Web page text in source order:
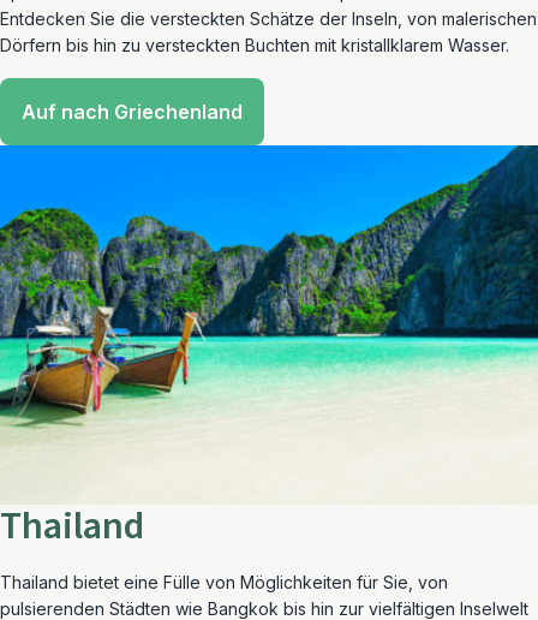
Entdecken Sie die versteckten Schätze der Inseln, von malerischen
Dörfern bis hin zu versteckten Buchten mit kristallklarem Wasser.
Auf nach Griechenland
Thailand
Thailand bietet eine Fülle von Möglichkeiten für Sie, von
pulsierenden Städten wie Bangkok bis hin zur vielfältigen Inselwelt